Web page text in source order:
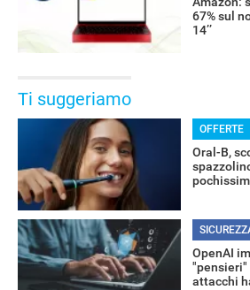
67% sul
14’’
Ti suggeriamo
OFFERTE
Oral-B,
OpenAI
"pensieri"
attacchi